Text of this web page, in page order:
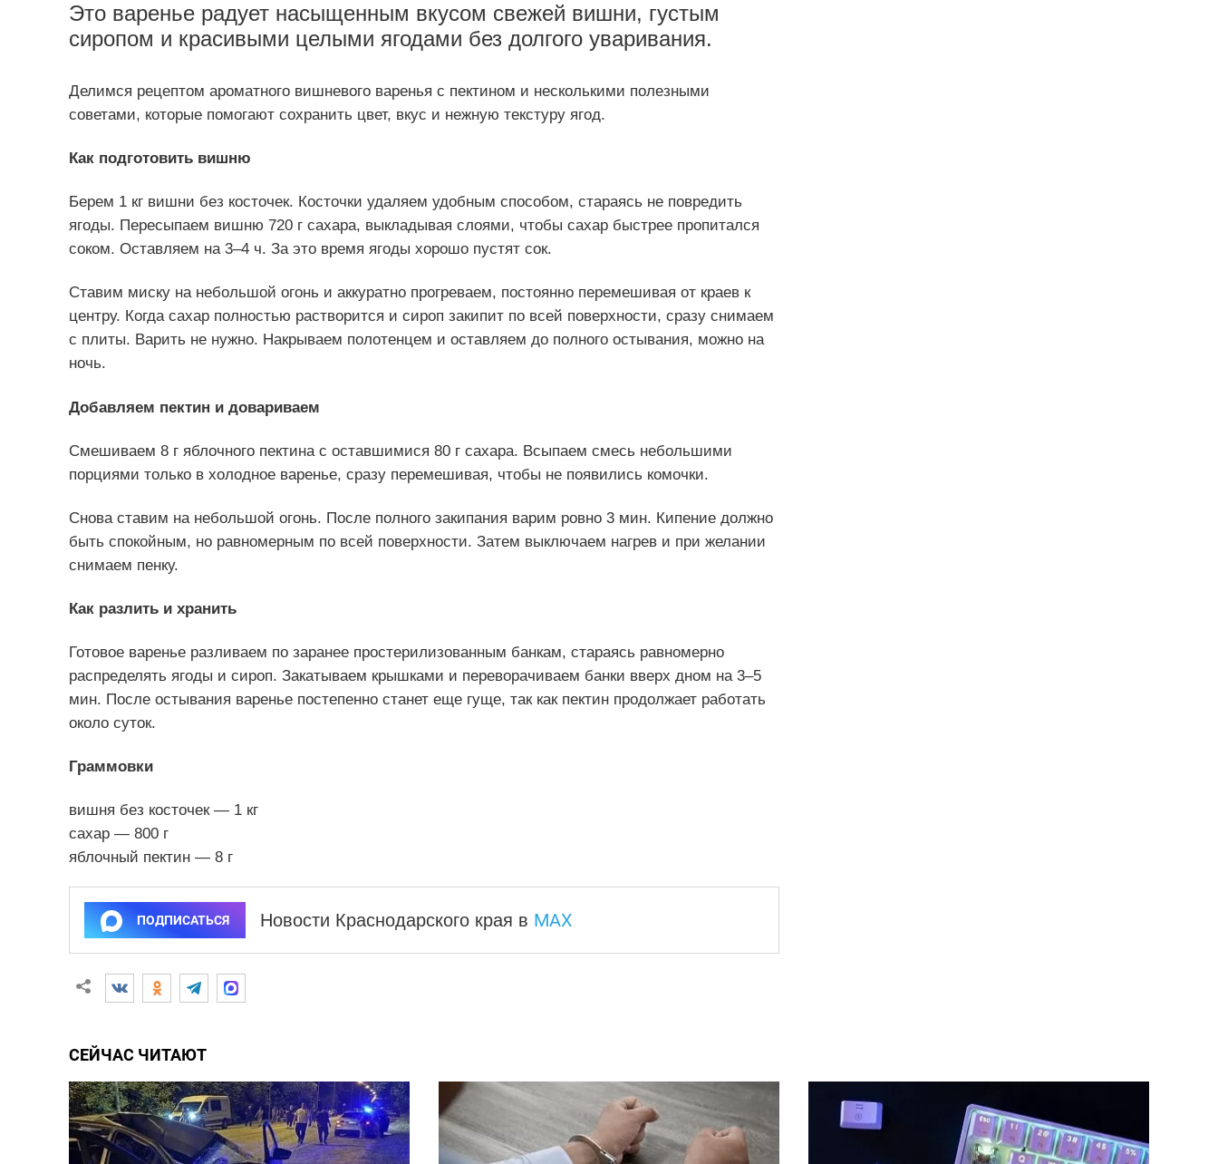
Это варенье радует насыщенным вкусом свежей вишни, густым
сиропом и красивыми целыми ягодами без долгого уваривания.
Делимся рецептом ароматного вишневого варенья с пектином и несколькими полезными
советами, которые помогают сохранить цвет, вкус и нежную текстуру ягод.
Как подготовить вишню
Берем 1 кг вишни без косточек. Косточки удаляем удобным способом, стараясь не повредить
ягоды. Пересыпаем вишню 720 г сахара, выкладывая слоями, чтобы сахар быстрее пропитался
соком. Оставляем на 3–4 ч. За это время ягоды хорошо пустят сок.
Ставим миску на небольшой огонь и аккуратно прогреваем, постоянно перемешивая от краев к
центру. Когда сахар полностью растворится и сироп закипит по всей поверхности, сразу снимаем
с плиты. Варить не нужно. Накрываем полотенцем и оставляем до полного остывания, можно на
ночь.
Добавляем пектин и довариваем
Смешиваем 8 г яблочного пектина с оставшимися 80 г сахара. Всыпаем смесь небольшими
порциями только в холодное варенье, сразу перемешивая, чтобы не появились комочки.
Снова ставим на небольшой огонь. После полного закипания варим ровно 3 мин. Кипение должно
быть спокойным, но равномерным по всей поверхности. Затем выключаем нагрев и при желании
снимаем пенку.
Как разлить и хранить
Готовое варенье разливаем по заранее простерилизованным банкам, стараясь равномерно
распределять ягоды и сироп. Закатываем крышками и переворачиваем банки вверх дном на 3–5
мин. После остывания варенье постепенно станет еще гуще, так как пектин продолжает работать
около суток.
Граммовки
вишня без косточек — 1 кг
сахар — 800 г
яблочный пектин — 8 г
ПОДПИСАТЬСЯ Новости Краснодарского края в MAX
СЕЙЧАС ЧИТАЮТ